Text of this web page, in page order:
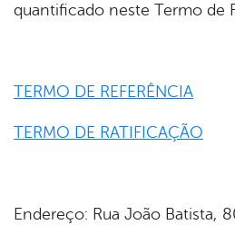
quantificado neste Termo de
TERMO DE REFERÊNCIA
TERMO DE RATIFICAÇÃO
Endereço: Rua João Batista,